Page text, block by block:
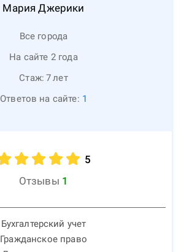
Мария Джерики
Все города
На сайте 2 года
Стаж: 7лет
Ответов на сайте: 1
5
Отзывы 1
Бухгалтерский учет
Гражданское право